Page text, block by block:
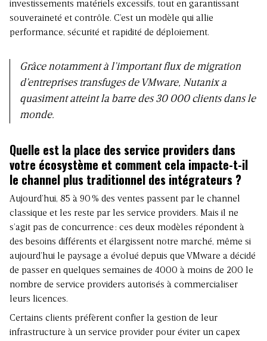
investissements matériels excessifs, tout en garantissant
souveraineté et contrôle. C’est un modèle qui allie
performance, sécurité et rapidité de déploiement.
Grâce notamment à l’important flux de migration
d’entreprises transfuges de VMware, Nutanix a
quasiment atteint la barre des 30 000 clients dans le
monde.
Quelle est la place des service providers dans
votre écosystème et comment cela impacte-t-il
le channel plus traditionnel des intégrateurs ?
Aujourd’hui, 85 à 90 % des ventes passent par le channel
classique et les reste par les service providers. Mais il ne
s’agit pas de concurrence : ces deux modèles répondent à
des besoins différents et élargissent notre marché, même si
aujourd’hui le paysage a évolué depuis que VMware a décidé
de passer en quelques semaines de 4000 à moins de 200 le
nombre de service providers autorisés à commercialiser
leurs licences.
Certains clients préfèrent confier la gestion de leur
infrastructure à un service provider pour éviter un capex